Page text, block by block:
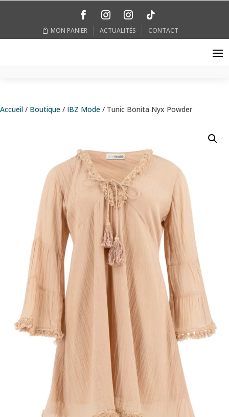
MON PANIER ACTUALITÉS CONTACT
Accueil / Boutique / IBZ Mode / Tunic Bonita Nyx Powder